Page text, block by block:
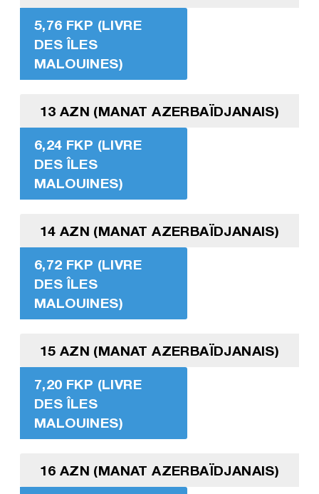
5,76 FKP (LIVRE
DES ÎLES
MALOUINES)
13 AZN (MANAT AZERBAÏDJANAIS)
6,24 FKP (LIVRE
DES ÎLES
MALOUINES)
14 AZN (MANAT AZERBAÏDJANAIS)
6,72 FKP (LIVRE
DES ÎLES
MALOUINES)
15 AZN (MANAT AZERBAÏDJANAIS)
7,20 FKP (LIVRE
DES ÎLES
MALOUINES)
16 AZN (MANAT AZERBAÏDJANAIS)